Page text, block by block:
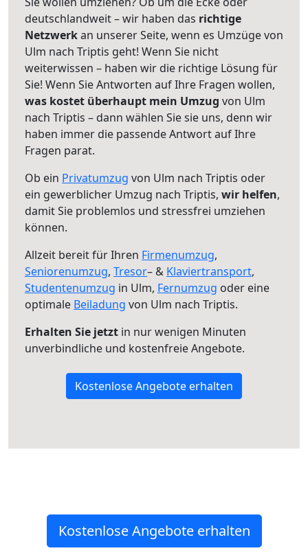
deutschlandweit – wir haben das richtige
Netzwerkan unserer Seite, wenn es Umzüge von
Ulm nach Triptis geht! Wenn Sie nicht
weiterwissen – haben wir die richtige Lösung für
Sie! Wenn Sie Antworten auf Ihre Fragen wollen,
was kostet überhaupt mein Umzug von Ulm
nach Triptis – dann wählen Sie sie uns, denn wir
haben immer die passende Antwort auf Ihre
Fragen parat.
Ob ein Privatumzug von Ulm nach Triptis oder
ein gewerblicher Umzug nach Triptis, wir helfen,
damit Sie problemlos und stressfrei umziehen
können.
Allzeit bereit für Ihren Firmenumzug,
Seniorenumzug, Tresor– & Klaviertransport,
Studentenumzug in Ulm, Fernumzug oder eine
optimale Beiladung von Ulm nach Triptis.
Erhalten Sie jetzt in nur wenigen Minuten
unverbindliche und kostenfreie Angebote.
Kostenlose Angebote erhalten
Kostenlose Angebote erhalten